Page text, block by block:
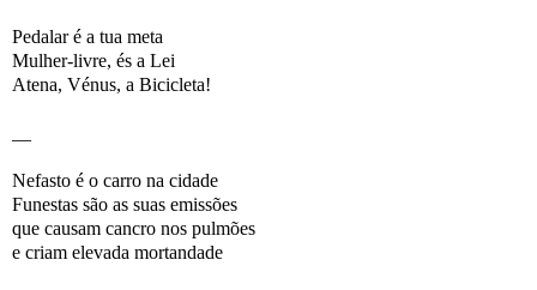
Pedalar é a tua meta
Mulher-livre, és a Lei
Atena, Vénus, a Bicicleta!
Nefasto é o carro na cidade
Funestas são as suas emissões
que causam cancro nos pulmões
e criam elevada mortandade